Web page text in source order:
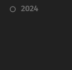
2024